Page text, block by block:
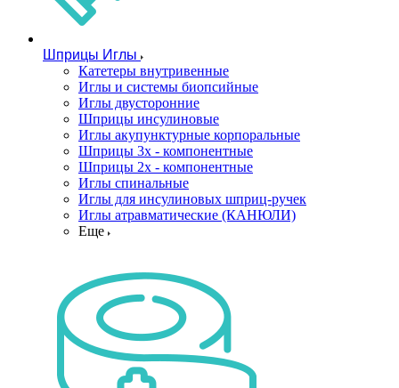
Шприцы Иглы
Катетеры внутривенные
Иглы и системы биопсийные
Иглы двусторонние
Шприцы инсулиновые
Иглы акупунктурные корпоральные
Шприцы 3х - компонентные
Шприцы 2х - компонентные
Иглы спинальные
Иглы для инсулиновых шприц-ручек
Иглы атравматические (КАНЮЛИ)
Еще